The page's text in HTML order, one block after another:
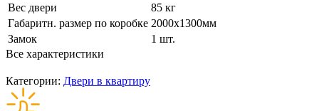
Вес двери
85 кг
Габаритн. размер по коробке 2000х1300мм
Замок
1 шт.
Все характеристики
Категории: Двери в квартиру